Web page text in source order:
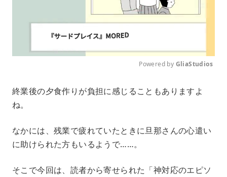
u
Powered by GliaStudios
終業後の夕食作りが負担に感じることもありますよ
ね。
なかには、残業で疲れていたときに旦那さんの心遣い
に助けられた方もいるようで……。
そこで今回は、読者から寄せられた「神対応のエピソ